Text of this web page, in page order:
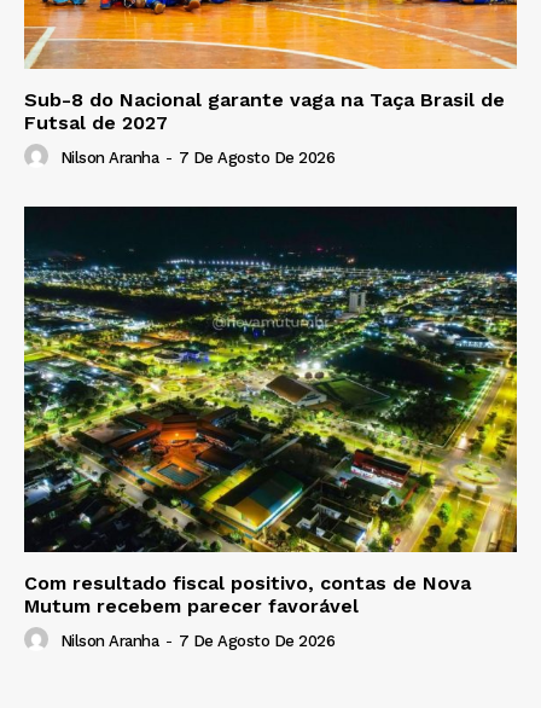
Sub-8 do Nacional garante vaga na Taça Brasil de
Futsal de 2027
Nilson Aranha - 7 De Agosto De 2026
Com resultado fiscal positivo, contas de Nova
Mutum recebem parecer favorável
Nilson Aranha - 7 De Agosto De 2026